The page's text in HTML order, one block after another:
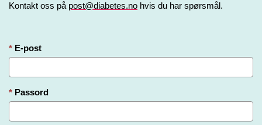
Kontakt oss på post@diabetes.no hvis du har spørsmål.
E-post
Passord